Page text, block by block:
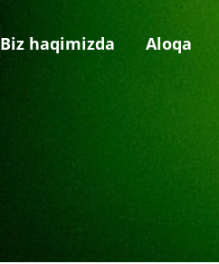
Biz haqimizda Aloqa